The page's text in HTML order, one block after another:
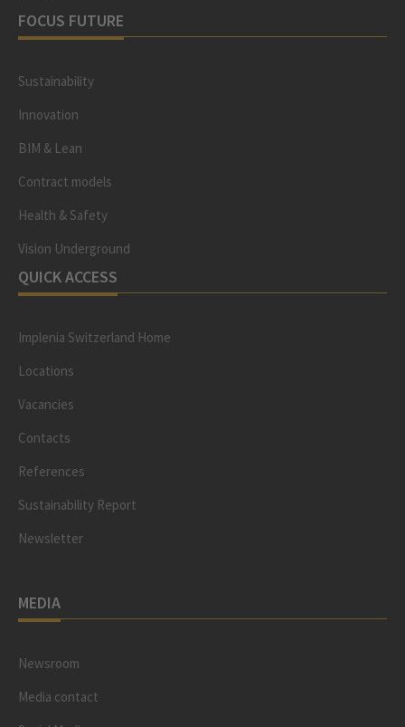
FOCUS FUTURE
Sustainability
Innovation
BIM & Lean
Contract models
Health & Safety
Vision Underground
QUICK ACCESS
Implenia Switzerland Home
Locations
Vacancies
Contacts
References
Sustainability Report
Newsletter
MEDIA
Newsroom
Media contact